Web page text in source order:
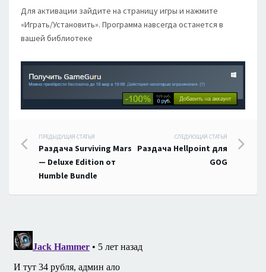
Для активации зайдите на страницу игры и нажмите
«Играть/Установить». Программа навсегда останется в
вашей библиотеке
Навигация
по
записям
ПРЕДЫДУЩАЯ СТАТЬЯ
Раздача Surviving Mars
— Deluxe Edition от
Humble Bundle
СЛЕДУЮЩАЯ СТАТЬЯ
Раздача Hellpoint для
GOG